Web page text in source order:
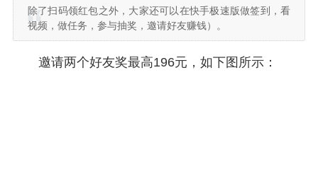
除了扫码领红包之外，大家还可以在快手极速版做签到，看
视频，做任务，参与抽奖，邀请好友赚钱）。
邀请两个好友奖最高196元，如下图所示：